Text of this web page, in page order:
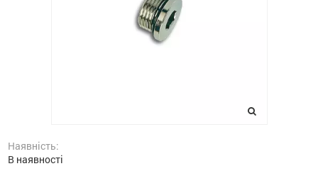
Наявність:
В наявності